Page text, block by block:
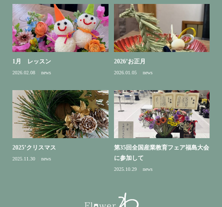
1月 レッスン
2026.02.08 news
2026’お正月
2026.01.05 news
2025’クリスマス
2025.11.30 news
第35回全国産業教育フェア福島大会
に参加して
2025.10.29 news